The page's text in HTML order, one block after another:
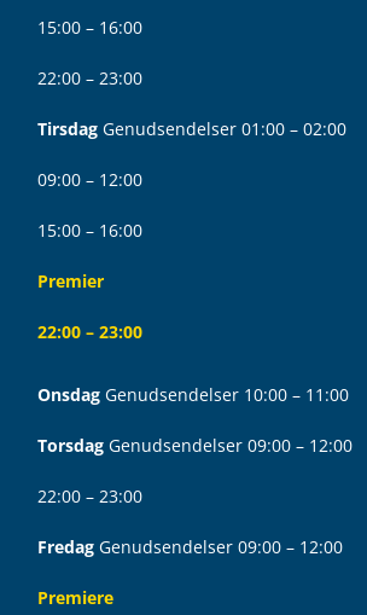
15:00 – 16:00
22:00 – 23:00
Tirsdag Genudsendelser 01:00 – 02:00
09:00 – 12:00
15:00 – 16:00
Premier
22:00 – 23:00
Onsdag Genudsendelser 10:00 – 11:00
Torsdag Genudsendelser 09:00 – 12:00
22:00 – 23:00
Fredag Genudsendelser 09:00 – 12:00
Premiere